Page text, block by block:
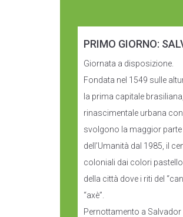
PRIMO GIORNO:
Giornata a disposizione.
Fondata nel 1549 sulle
la prima capitale
rinascimentale urbana
svolgono la maggior
dell’Umanità dal 1985, il
coloniali dai colori
della città dove i riti del
“axè”.
Pernottamento a Salvador